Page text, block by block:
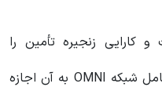
کارایی زنجیره تأمین را
بهبود بخشد. ویژگی‌های قابلیت تعامل شبکه OMNI به آن اجازه